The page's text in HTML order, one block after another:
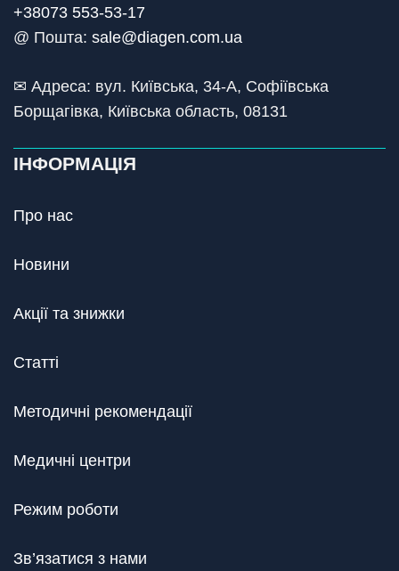
+38073 553-53-17
@ Пошта: sale@diagen.com.ua
✉ Адреса: вул. Київська, 34-А, Софіївська
Борщагівка, Київська область, 08131
ІНФОРМАЦІЯ
Про нас
Новини
Акції та знижки
Статті
Методичні рекомендації
Медичні центри
Режим роботи
Зв’язатися з нами